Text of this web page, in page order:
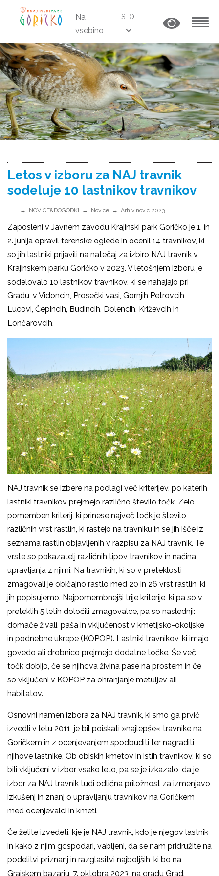
Na
vsebino
SLO
Letos v izboru za NAJ travnik
sodeluje 10 lastnikov travnikov
NOVICE&DOGODKI Novice Arhiv novic 2023
Zaposleni v Javnem zavodu Krajinski park Goričko je 1. in
2. junija opravil terenske oglede in ocenil 14 travnikov, ki
so jih lastniki prijavili na natečaj za izbiro NAJ travnik v
Krajinskem parku Goričko v 2023. V letošnjem izboru je
sodelovalo 10 lastnikov travnikov, ki se nahajajo pri
Gradu, v Vidoncih, Prosečki vasi, Gornjih Petrovcih,
Lucovi, Čepincih, Budincih, Dolencih, Križevcih in
Lončarovcih.
NAJ travnik se izbere na podlagi več kriterijev, po katerih
lastniki travnikov prejmejo različno število točk. Zelo
pomemben kriterij, ki prinese največ točk je število
različnih vrst rastlin, ki rastejo na travniku in se jih išče iz
seznama rastlin objavljenih v razpisu za NAJ travnik. Te
vrste so pokazatelj različnih tipov travnikov in načina
upravljanja z njimi. Na travnikih, ki so v preteklosti
zmagovali je običajno rastlo med 20 in 26 vrst rastlin, ki
jih popisujemo. Najpomembnejši trije kriterije, ki pa so v
preteklih 5 letih določili zmagovalce, pa so naslednji:
domače živali, paša in vključenost v kmetijsko-okoljske
in podnebne ukrepe (KOPOP). Lastniki travnikov, ki imajo
govedo ali drobnico prejmejo dodatne točke. Še več
točk dobijo, če se njihova živina pase na prostem in če
so vključeni v KOPOP za ohranjanje metuljev ali
habitatov.
Osnovni namen izbora za NAJ travnik, ki smo ga prvič
izvedli v letu 2011, je bil poiskati »najlepše« travnike na
Goričkem in z ocenjevanjem spodbuditi ter nagraditi
njihove lastnike. Ob obiskih kmetov in istih travnikov, ki so
bili vključeni v izbor vsako leto, pa se je izkazalo, da je
izbor za NAJ travnik tudi odlična priložnost za izmenjavo
izkušenj in znanj o upravljanju travnikov na Goričkem
med ocenjevalci in kmeti.
Če želite izvedeti, kje je NAJ travnik, kdo je njegov lastnik
in kako z njim gospodari, vabljeni, da se nam pridružite na
podelitvi priznanj in razglasitvi najboljših, ki bo na
Grajskem bazarju, 7. oktobra 2023, na gradu Grad.